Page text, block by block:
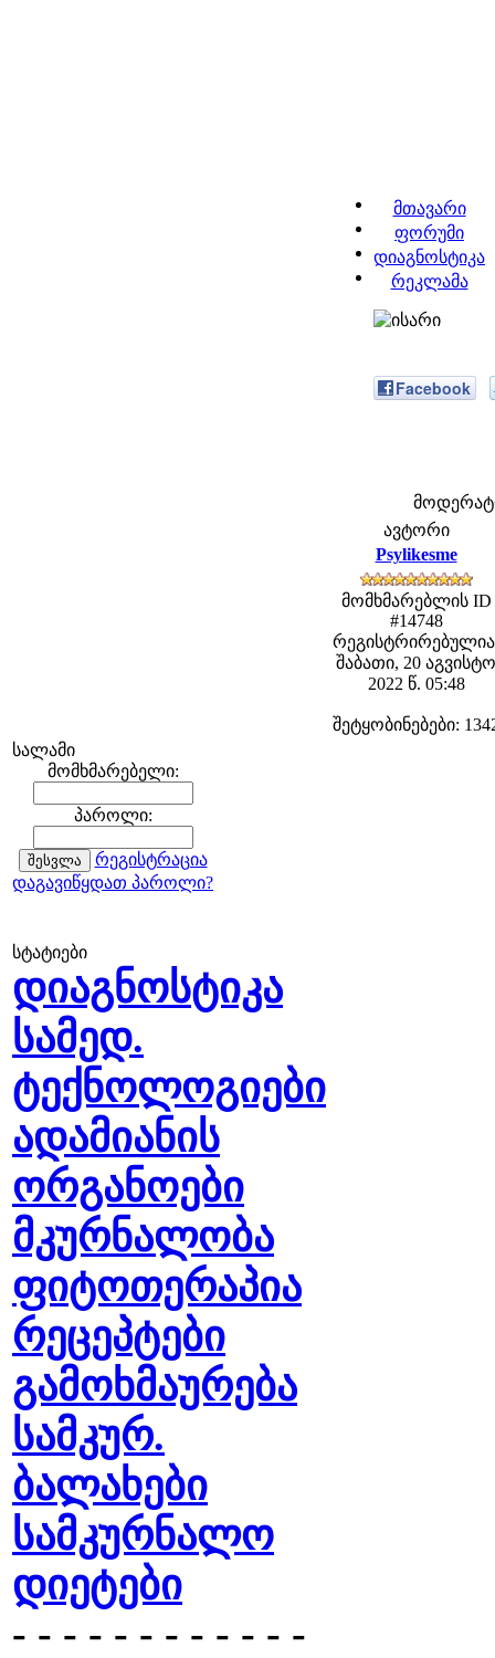
მთავარი
ფორუმი
დიაგნოსტიკა
რეკლამა
სალამი
მომხმარებელი:
პაროლი:
რეგისტრაცია
დაგავიწყდათ პაროლი?
სტატიები
დიაგნოსტიკა
სამედ.
ტექნოლოგიები
ადამიანის
ორგანოები
მკურნალობა
ფიტოთერაპია
რეცეპტები
გამოხმაურება
სამკურ.
ბალახები
სამკურნალო
დიეტები
- - - - - - - - - - - -
Facebook
ავტორი
Psylikesme
მომხმარებლის ID
#14748
შაბათი, 20 აგვისტო
2022 წ. 05:48
შეტყობინებები: